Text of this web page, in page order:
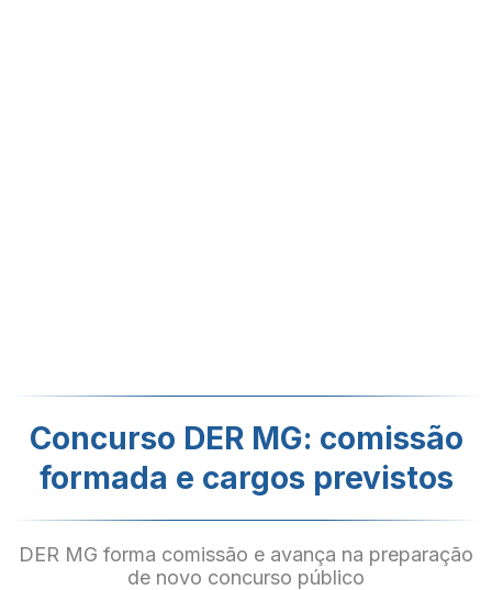
Concurso DER MG: comissão
formada e cargos previstos
DER MG forma comissão e avança na preparação
de novo concurso público